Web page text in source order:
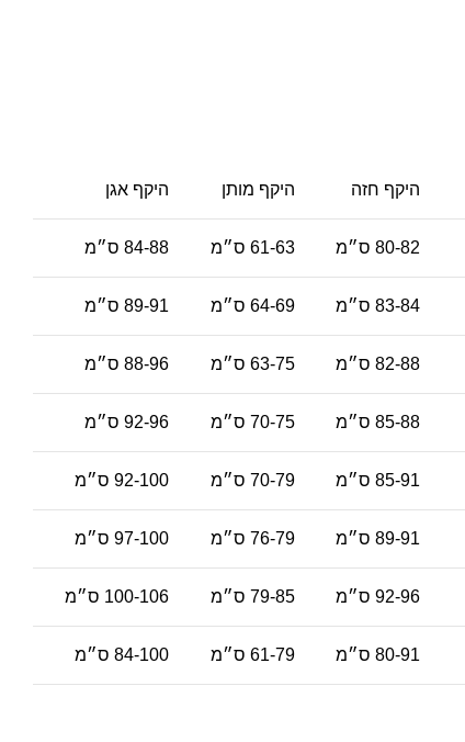
היקף חזה היקף מותן היקף אגן
80-82 ס״מ 61-63 ס״מ 84-88 ס״מ
83-84 ס״מ 64-69 ס״מ 89-91 ס״מ
82-88 ס״מ 63-75 ס״מ 88-96 ס״מ
85-88 ס״מ 70-75 ס״מ 92-96 ס״מ
85-91 ס״מ 70-79 ס״מ 92-100 ס״מ
89-91 ס״מ 76-79 ס״מ 97-100 ס״מ
92-96 ס״מ 79-85 ס״מ 100-106 ס״מ
80-91 ס״מ 61-79 ס״מ 84-100 ס״מ